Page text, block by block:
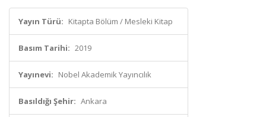
Yayın Türü: Kitapta Bölüm / Mesleki Kitap
Basım Tarihi: 2019
Yayınevi: Nobel Akademik Yayıncılık
Basıldığı Şehir: Ankara